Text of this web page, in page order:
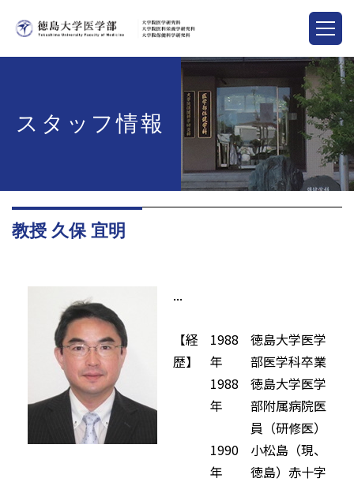
スタッフ情報
教授 久保 宜明
...
【経
歴】
1988
年
徳島大学医学
部医学科卒業
1988
年
徳島大学医学
部附属病院医
員（研修医）
1990
年
小松島（現、
徳島）赤十字